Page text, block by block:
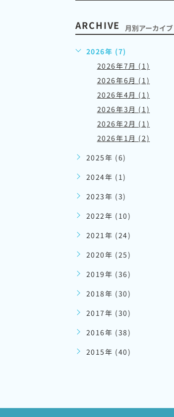
ARCHIVE 月別アーカイブ
2026年 (7)
2026年7月 (1)
2026年6月 (1)
2026年4月 (1)
2026年3月 (1)
2026年2月 (1)
2026年1月 (2)
2025年 (6)
2024年 (1)
2023年 (3)
2022年 (10)
2021年 (24)
2020年 (25)
2019年 (36)
2018年 (30)
2017年 (30)
2016年 (38)
2015年 (40)